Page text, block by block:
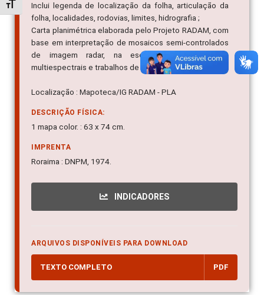
Alternar tamanho da fonte
Inclui legenda de localização da folha, articulação da
folha, localidades, rodovias, limites, hidrografia ;
Carta planimétrica elaborada pelo Projeto RADAM, com
base em interpretação de mosaicos semi-controlados
de imagem radar, na escala 1:250.000, fotos
multiespectrais e trabalhos de campo, 1972-1973.
Localização : Mapoteca/IG RADAM - PLA
DESCRIÇÃO FÍSICA:
1 mapa color. : 63 x 74 cm.
IMPRENTA
Roraima : DNPM, 1974.
INDICADORES
ARQUIVOS DISPONÍVEIS PARA DOWNLOAD
TEXTO COMPLETO PDF